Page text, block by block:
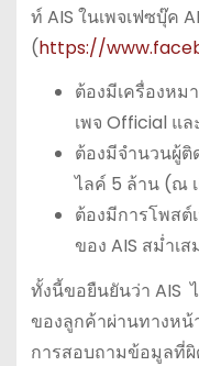
ท์ AIS ในเพจเฟซบุ๊ค
(https://
ต้องมีเครื่องห
เพจ Official แ
ต้องมีจำนวนผู้ติ
ไลค์ 5 ล้าน (ณ
ต้องมีการโพสต์
ของ AIS สม่ำเ
ทั้งนี้ขอยืนยันว่า AIS
ของลูกค้าผ่านทางห
การสอบถามข้อมูลที่